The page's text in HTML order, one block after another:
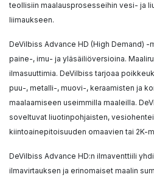
teollisiin maalausprosesseihin vesi- ja
liimaukseen.
DeVilbiss Advance HD (High Demand) -
paine-, imu- ja yläsäiliöversioina.
ilmasuuttimia. DeVilbiss tarjoaa
puu-, metalli-, muovi-, keraamisten ja
maalaamiseen useimmilla maaleilla.
soveltuvat liuotinpohjaisten,
kiintoainepitoisuuden omaavien tai 2K-
DeVilbiss Advance HD:n ilmaventtiili
ilmavirtauksen ja erinomaiset maalin